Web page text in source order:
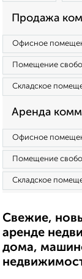
Продажа
Офисное
Помещение
Складское
Аренда
Офисное
Помещение
Складское
Свежие,
аренде
дома,